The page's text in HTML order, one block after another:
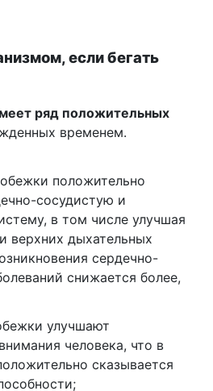
если бегать
ряд положительных
временем.
положительно
сосудистую и
в том числе улучшая
верхних дыхательных
сердечно-
снижается более,
улучшают
человека, что в
сказывается